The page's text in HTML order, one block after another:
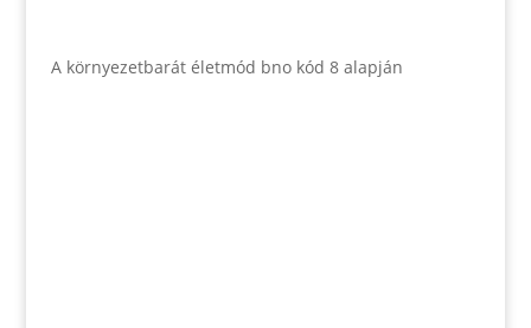
A környezetbarát életmód bno kód 8 alapján